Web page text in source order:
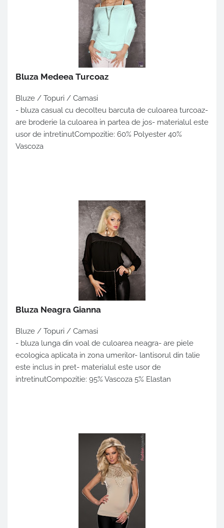
Bluza Medeea Turcoaz
Bluze / Topuri / Camasi
- bluza casual cu decolteu barcuta de culoarea turcoaz-
are broderie la culoarea in partea de jos- materialul este
usor de intretinutCompozitie: 60% Polyester 40%
Vascoza
Bluza Neagra Gianna
Bluze / Topuri / Camasi
- bluza lunga din voal de culoarea neagra- are piele
ecologica aplicata in zona umerilor- lantisorul din talie
este inclus in pret- materialul este usor de
intretinutCompozitie: 95% Vascoza 5% Elastan